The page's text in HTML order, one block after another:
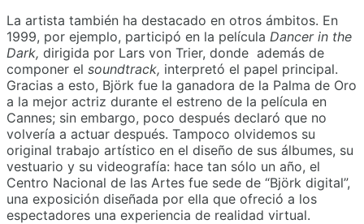
La artista también ha destacado en otros ámbitos. En
1999, por ejemplo, participó en la película Dancer in the
Dark, dirigida por Lars von Trier, donde además de
componer el soundtrack, interpretó el papel principal.
Gracias a esto, Björk fue la ganadora de la Palma de Oro
a la mejor actriz durante el estreno de la película en
Cannes; sin embargo, poco después declaró que no
volvería a actuar después. Tampoco olvidemos su
original trabajo artístico en el diseño de sus álbumes, su
vestuario y su videografía: hace tan sólo un año, el
Centro Nacional de las Artes fue sede de “Björk digital”,
una exposición diseñada por ella que ofreció a los
espectadores una experiencia de realidad virtual.